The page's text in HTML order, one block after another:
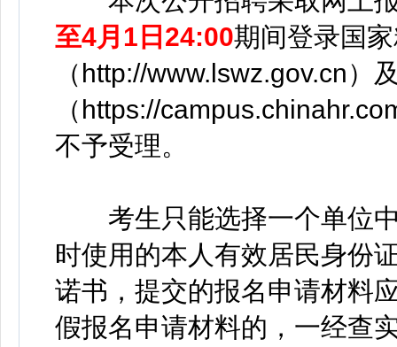
至4月1日24:00期间登录国
（http://www.lswz.gov.cn）
（https://
不予受理。
考生只能选择一个单位中
时使用的本人有效居民身份
诺书，提交的报名申请材料
假报名申请材料的，一经查